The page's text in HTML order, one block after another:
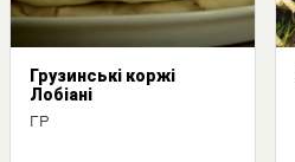
Грузинські коржі
Лобіані
ГР